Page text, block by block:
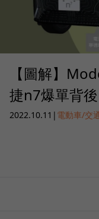
【圖解】
捷n7爆單背
2022.10.11 | 電動車/交